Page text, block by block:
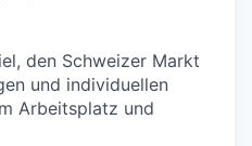
den Schweizer Markt
und individuellen
Arbeitsplatz und